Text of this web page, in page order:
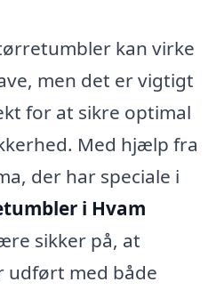
kan virke
men det er vigtigt
for at sikre optimal
Med hjælp fra
der har speciale i
i Hvam
sikker på, at
udført med både